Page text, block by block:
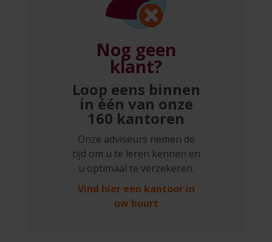
Nog geen
klant?
Loop eens binnen
in één van onze
160 kantoren
Onze adviseurs nemen de
tijd om u te leren kennen en
u optimaal te verzekeren.
Vind hier een kantoor in
uw buurt